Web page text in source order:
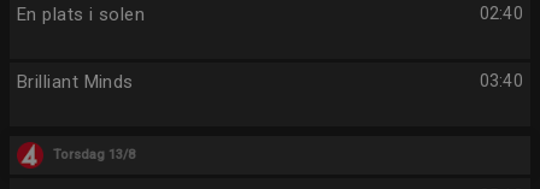
02:40
En plats i solen
03:40
Brilliant Minds
Torsdag 13/8